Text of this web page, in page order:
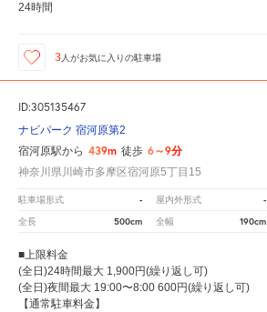
24時間
3 人がお気に入りの駐車場
ID:305135467
ナビパーク 宿河原第2
宿河原駅から 439m 徒歩 6～9分
神奈川県川崎市多摩区宿河原5丁目15
駐車場形式 - 屋内外形式 -
全長 500cm 全幅 190cm
■上限料金
(全日)24時間最大 1,900円(繰り返し可)
(全日)夜間最大 19:00〜8:00 600円(繰り返し可)
【通常駐車料金】